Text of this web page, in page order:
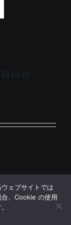
10-17
| Powered byUB-
ェブサイトでは
、Cookie の使用